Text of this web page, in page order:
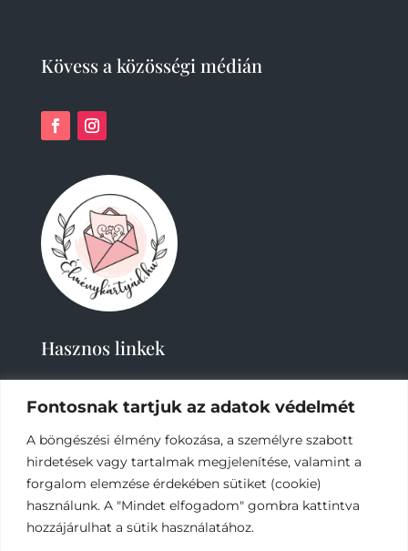
Fontosnak tartjuk az adatok védelmét
A böngészési élmény fokozása, a személyre szabott
hirdetések vagy tartalmak megjelenítése, valamint a
forgalom elemzése érdekében sütiket (cookie)
használunk. A "Mindet elfogadom" gombra kattintva
hozzájárulhat a sütik használatához.
Kövess a közösségi médián
Hasznos linkek
2019-2023 – Élménykártyád-Nagy Tímea © Minden
jog fenntartva.